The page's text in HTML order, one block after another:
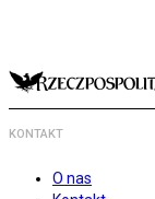
KONTAKT
O nas